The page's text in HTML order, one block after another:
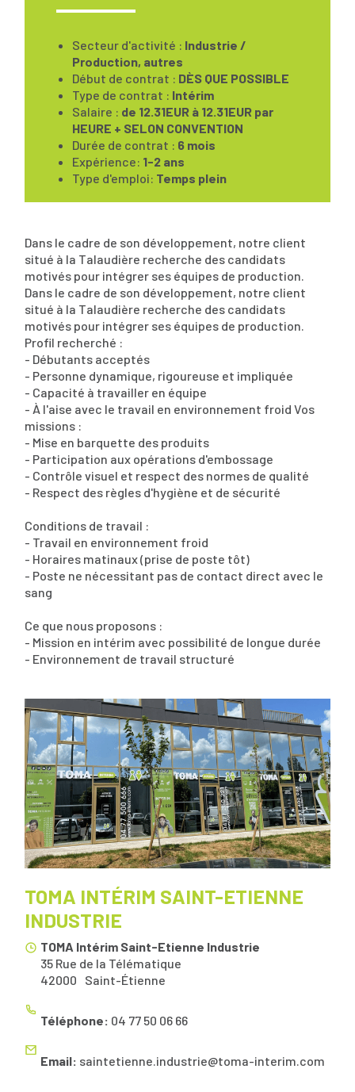
Secteur d'activité : Industrie /
Production, autres
Début de contrat : DÈS QUE POSSIBLE
Type de contrat : Intérim
Salaire : de 12.31EUR à 12.31EUR par
HEURE + SELON CONVENTION
Durée de contrat : 6 mois
Expérience: 1-2 ans
Type d'emploi: Temps plein
Dans le cadre de son développement, notre client
situé à la Talaudière recherche des candidats
motivés pour intégrer ses équipes de production.
Dans le cadre de son développement, notre client
situé à la Talaudière recherche des candidats
motivés pour intégrer ses équipes de production.
Profil recherché :
- Débutants acceptés
- Personne dynamique, rigoureuse et impliquée
- Capacité à travailler en équipe
- À l'aise avec le travail en environnement froid Vos
missions :
- Mise en barquette des produits
- Participation aux opérations d'embossage
- Contrôle visuel et respect des normes de qualité
- Respect des règles d'hygiène et de sécurité
Conditions de travail :
- Travail en environnement froid
- Horaires matinaux (prise de poste tôt)
- Poste ne nécessitant pas de contact direct avec le
sang
Ce que nous proposons :
- Mission en intérim avec possibilité de longue durée
- Environnement de travail structuré
TOMA INTÉRIM SAINT-ETIENNE
INDUSTRIE
TOMA Intérim Saint-Etienne Industrie
35 Rue de la Télématique
Saint-Étienne
42000
Téléphone: 04 77 50 06 66
Email: saintetienne.industrie@toma-interim.com